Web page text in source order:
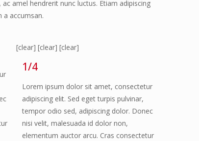
ac amel hendrerit nunc luctus. Etiam adipiscing
a accumsan.
[clear]
1/4
Lorem ipsum dolor sit amet, consectetur
adipiscing elit. Sed eget turpis pulvinar,
tempor odio sed, adipiscing dolor. Donec
nisi velit, malesuada id dolor non,
elementum auctor arcu. Cras consectetur
[clear] [clear]